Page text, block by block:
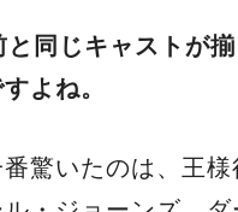
同じキャストが揃
よね。
番驚いたのは、王